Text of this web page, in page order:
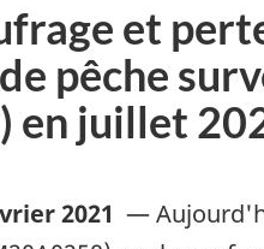
et
pêche
en juillet
2021 —